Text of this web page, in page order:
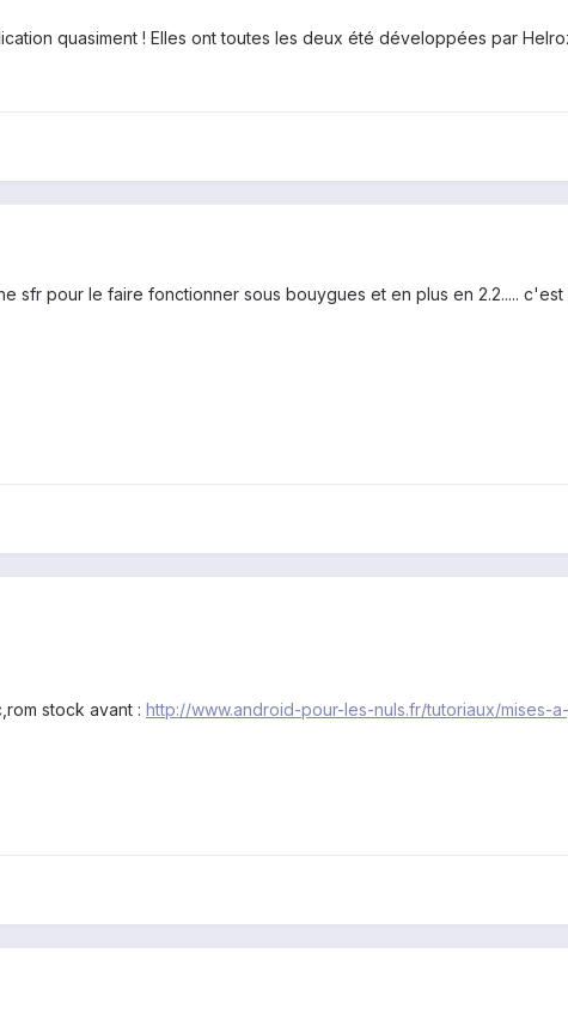
quasiment ! Elles ont toutes les deux été développées par
sfr pour le faire fonctionner sous bouygues et en plus en 2.2..... c'est
stock avant : http://www.android-pour-les-nuls.fr/tutoriaux/mises-